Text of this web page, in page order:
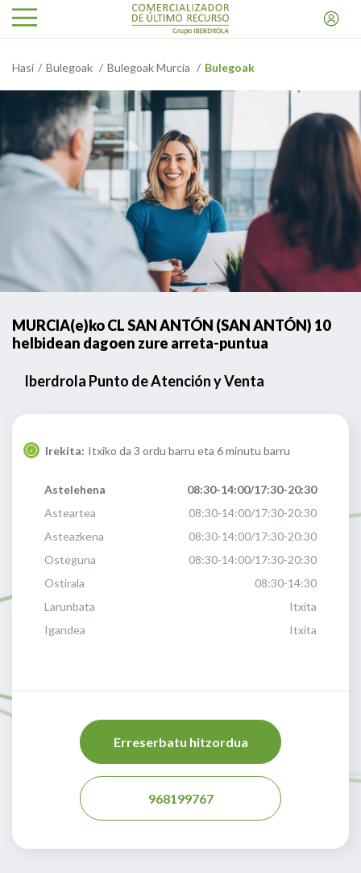
Hasi Bulegoak Bulegoak Murcia Bulegoak
MURCIA(e)ko CL SAN ANTÓN (SAN ANTÓN) 10
helbidean dagoen zure arreta-puntua
Iberdrola Punto de Atención y Venta
Irekita: Itxiko da 3 ordu barru eta 6 minutu barru
Astelehena
08:30-14:00/17:30-20:30
Asteartea
08:30-14:00/17:30-20:30
Asteazkena
08:30-14:00/17:30-20:30
Osteguna
08:30-14:00/17:30-20:30
Ostirala
08:30-14:30
Larunbata
Itxita
Igandea
Itxita
Erreserbatu hitzordua
968199767